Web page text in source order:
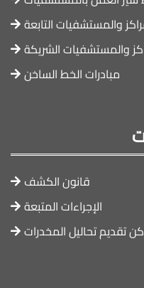
والمستشفيات التابعة
والمستشفيات الشريكة
مبادرات الخط الساخن
قانون الكشف
الإجراءات المتبعة
تقديم تحاليل المخدرات